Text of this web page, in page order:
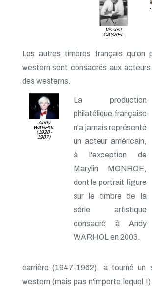
Vincent
CASSEL
Les autres timbres français qu'on
western sont consacrés aux
des westerns.
Andy
WARHOL
(1928 -
1987)
La production
philatélique française
n'a jamais représenté
un acteur américain,
à l'exception de
Marylin MONROE,
dont le portrait figure
sur le timbre de la
série artistique
consacré à Andy
WARHOL en 2003.
carrière (1947-1962), a tourné un
western (mais pas n'importe lequel